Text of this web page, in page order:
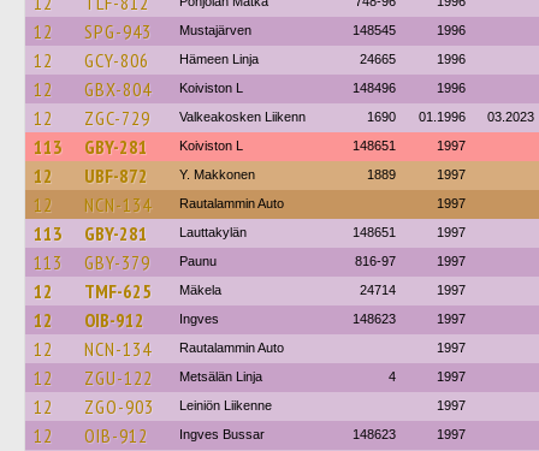
12 SPG-943 Mustajärven 148545 1996
12 GCY-806 Hämeen Linja 24665 1996
12 GBX-804 Koiviston L 148496 1996
12 ZGC-729 Valkeakosken Liikenn 1690 01.1996 03.2023
113 GBY-281 Koiviston L 148651 1997
12 UBF-872 Y. Makkonen 1889 1997
12 NCN-134 Rautalammin Auto 1997
113 GBY-281 Lauttakylän 148651 1997
113 GBY-379 Paunu 816-97 1997
12 TMF-625 Mäkela 24714 1997
12 OIB-912 Ingves 148623 1997
12 NCN-134 Rautalammin Auto 1997
12 ZGU-122 Metsälän Linja 4 1997
12 ZGO-903 Leiniön Liikenne 1997
12 OIB-912 Ingves Bussar 148623 1997